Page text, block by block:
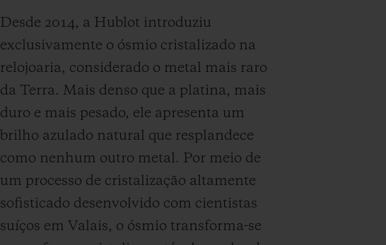
Desde 2014, a Hublot introduziu
exclusivamente o ósmio cristalizado na
relojoaria, considerado o metal mais raro
da Terra. Mais denso que a platina, mais
duro e mais pesado, ele apresenta um
brilho azulado natural que resplandece
como nenhum outro metal. Por meio de
um processo de cristalização altamente
sofisticado desenvolvido com cientistas
suíços em Valais, o ósmio transforma-se